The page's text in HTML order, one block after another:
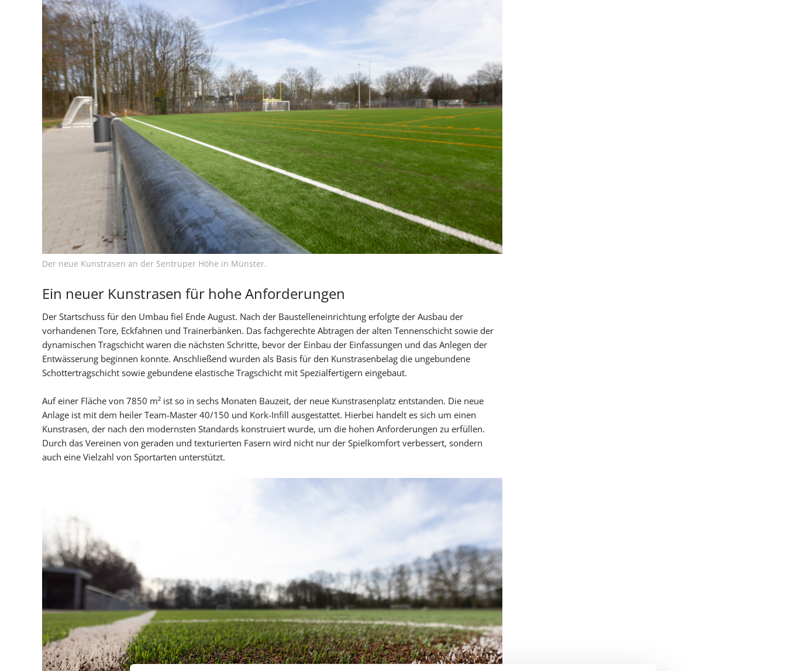
Der neue Kunstrasen an der Sentruper Höhe in Münster.
Ein neuer Kunstrasen für hohe Anforderungen
Der Startschuss für den Umbau fiel Ende August. Nach der Baustelleneinrichtung erfolgte der Ausbau der
vorhandenen Tore, Eckfahnen und Trainerbänken. Das fachgerechte Abtragen der alten Tennenschicht sowie der
dynamischen Tragschicht waren die nächsten Schritte, bevor der Einbau der Einfassungen und das Anlegen der
Entwässerung beginnen konnte. Anschließend wurden als Basis für den Kunstrasenbelag die ungebundene
Schottertragschicht sowie gebundene elastische Tragschicht mit Spezialfertigern eingebaut.
Auf einer Fläche von 7850 m² ist so in sechs Monaten Bauzeit, der neue Kunstrasenplatz entstanden. Die neue
Anlage ist mit dem heiler Team-Master 40/150 und Kork-Infill ausgestattet. Hierbei handelt es sich um einen
Kunstrasen, der nach den modernsten Standards konstruiert wurde, um die hohen Anforderungen zu erfüllen.
Durch das Vereinen von geraden und texturierten Fasern wird nicht nur der Spielkomfort verbessert, sondern
auch eine Vielzahl von Sportarten unterstützt.